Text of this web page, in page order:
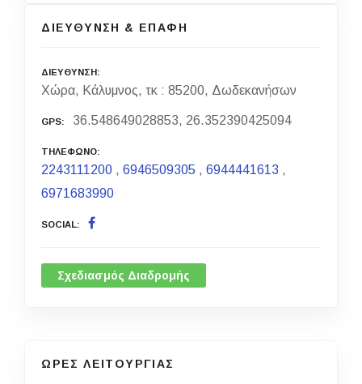
ΔΙΕΥΘΥΝΣΗ & ΕΠΑΦΗ
ΔΙΕΥΘΥΝΣΗ
Χώρα, Κάλυμνος, τκ : 85200, Δωδεκανήσων
GPS 36.548649028853, 26.352390425094
ΤΗΛΕΦΩΝΟ
2243111200 ,6946509305 ,6944441613 ,
6971683990
SOCIAL
Σχεδιασμός Διαδρομής
ΩΡΕΣ ΛΕΙΤΟΥΡΓΙΑΣ